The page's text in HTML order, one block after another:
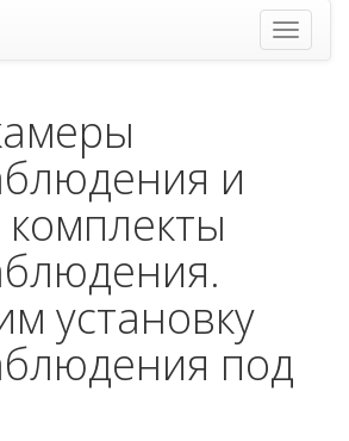
и
установку
под